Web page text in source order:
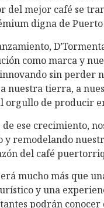
del mejor café se
digna de Puerto
como marca y
sin perder
nuestra tierra, a
orgullo de producir
de ese crecimiento,
y remodelando
del café
mucho más que
y una
podrán conocer